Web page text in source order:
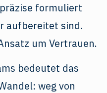
formuliert
aufbereitet sind.
um Vertrauen.
bedeutet das
weg von